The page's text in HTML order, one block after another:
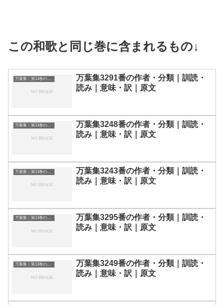
この和歌と同じ巻に含まれるもの↓
万葉集｜第13巻の和歌一覧
万葉集3291番の作者・分類｜訓読・
読み｜意味・訳｜原文
万葉集｜第13巻の和歌一覧
万葉集3248番の作者・分類｜訓読・
読み｜意味・訳｜原文
万葉集｜第13巻の和歌一覧
万葉集3243番の作者・分類｜訓読・
読み｜意味・訳｜原文
万葉集｜第13巻の和歌一覧
万葉集3295番の作者・分類｜訓読・
読み｜意味・訳｜原文
万葉集｜第13巻の和歌一覧
万葉集3249番の作者・分類｜訓読・
読み｜意味・訳｜原文